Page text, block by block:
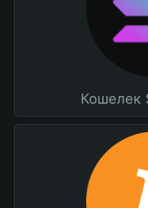
Кошелек